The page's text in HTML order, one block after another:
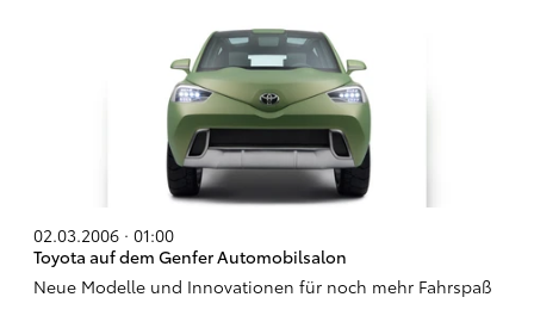
02.03.2006 · 01:00
Toyota auf dem Genfer Automobilsalon
Neue Modelle und Innovationen für noch mehr Fahrspaß